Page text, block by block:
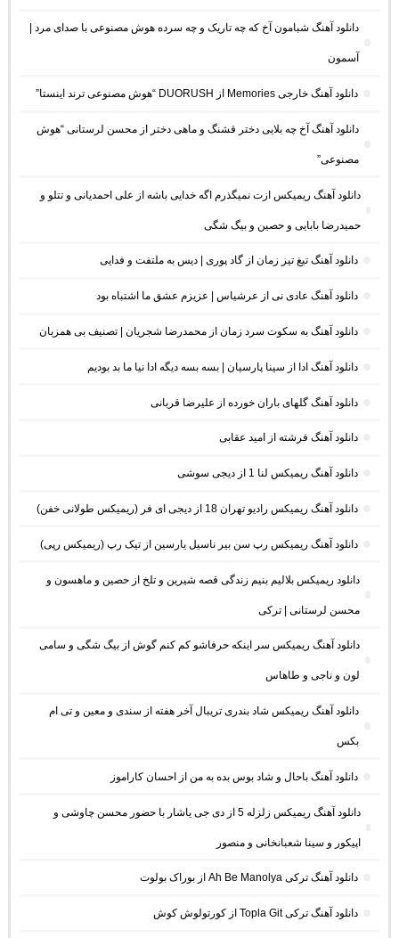
دانلود آهنگ شبامون آخ که چه تاریک و چه سرده هوش مصنوعی با صدای مرد |
آسمون
دانلود آهنگ خارجی Memories از DUORUSH “هوش مصنوعی ترند اینستا”
دانلود آهنگ آخ چه بلایی دختر قشنگ و ماهی دختر از محسن لرستانی “هوش
مصنوعی”
دانلود آهنگ ریمیکس ازت نمیگذرم اگه خدایی باشه از علی احمدیانی و تتلو و
حمیدرضا بابایی و حصین و بیگ شگی
دانلود آهنگ تیغ تیز زمان از گاد پوری | دیس به ملتفت و فدایی
دانلود آهنگ عادی نی از عرشیاس | عزیزم عشق ما اشتباه بود
دانلود آهنگ به سکوت سرد زمان از محمدرضا شجریان | تصنیف بی همزبان
دانلود آهنگ ادا از سینا پارسیان | بسه بسه دیگه ادا نیا ما بد بودیم
دانلود آهنگ گلهای باران خورده از علیرضا قربانی
دانلود آهنگ فرشته از امید عقابی
دانلود آهنگ ریمیکس لنا 1 از دیجی سوشی
دانلود آهنگ ریمیکس رادیو تهران 18 از دیجی ای فر (ریمیکس طولانی خفن)
دانلود آهنگ ریمیکس رپ سن بیر ناسیل یارسین از تیک رپ (ریمیکس رپی)
دانلود ریمیکس بلالیم بنیم زندگی قصه شیرین و تلخ از حصین و ماهسون و
محسن لرستانی | ترکی
دانلود آهنگ ریمیکس سر اینکه حرفاشو کم کنم گوش از بیگ شگی و سامی
لون و ناجی و طاهاس
دانلود آهنگ ریمیکس شاد بندری تریبال آخر هفته از سندی و معین و تی ام
بکس
دانلود آهنگ باحال و شاد بوس بده به من از احسان کاراموز
دانلود آهنگ ریمیکس زلزله 5 از دی جی یاشار با حضور محسن چاوشی و
اپیکور و سینا شعبانخانی و منصور
دانلود آهنگ ترکی Ah Be Manolya از بوراک بولوت
دانلود آهنگ ترکی Topla Git از کورتولوش کوش